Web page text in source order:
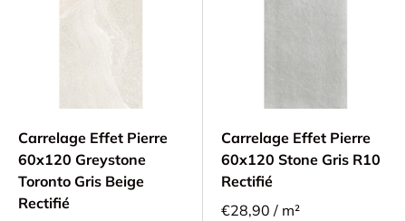
Carrelage Effet Pierre
60x120 Greystone
Toronto Gris Beige
Rectifié
Carrelage Effet Pierre
60x120 Stone Gris R10
Rectifié
€28,90 / m²